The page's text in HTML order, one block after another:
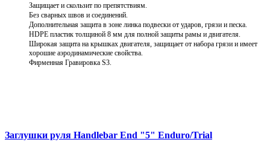
Защищает и скользит по препятствиям.
Без сварных швов и соединений.
Дополнительная защита в зоне линка подвески от ударов, грязи и песка.
HDPE пластик толщиной 8 мм для полной защиты рамы и двигателя.
Широкая защита на крышках двигателя, защищает от набора грязи и имеет
хорошие аэродинамические свойства.
Фирменная Гравировка S3.
Заглушки руля Handlebar End "5" Enduro/Trial